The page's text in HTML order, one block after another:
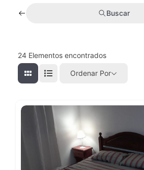
Buscar
24 Elementos encontrados
Ordenar Por